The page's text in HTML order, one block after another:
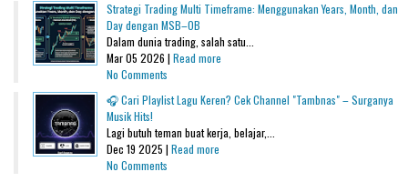
Strategi Trading Multi Timeframe: Menggunakan Years, Month, dan
Day dengan MSB–OB
Dalam dunia trading, salah satu...
Mar 05 2026 | Read more
No Comments
🎧 Cari Playlist Lagu Keren? Cek Channel "Tambnas" – Surganya
Musik Hits!
Lagi butuh teman buat kerja, belajar,...
Dec 19 2025 | Read more
No Comments